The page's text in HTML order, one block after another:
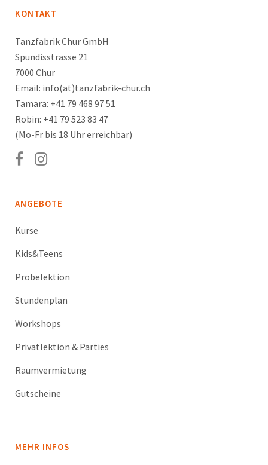
KONTAKT
Tanzfabrik Chur GmbH
Spundisstrasse 21
7000 Chur
Email: info(at)tanzfabrik-chur.ch
Tamara: +41 79 468 97 51
Robin: +41 79 523 83 47
(Mo-Fr bis 18 Uhr erreichbar)
ANGEBOTE
Kurse
Kids&Teens
Probelektion
Stundenplan
Workshops
Privatlektion & Parties
Raumvermietung
Gutscheine
MEHR INFOS